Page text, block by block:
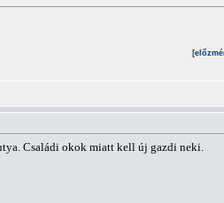
[
Családi okok miatt kell új gazdi neki.